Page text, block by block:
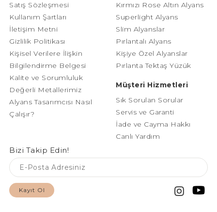
Satış Sözleşmesi
Kullanım Şartları
İletişim Metni
Gizlilik Politikası
Kişisel Verilere İlişkin
Bilgilendirme Belgesi
Kalite ve Sorumluluk
Değerli Metallerimiz
Alyans Tasarımcısı Nasıl
Çalışır?
Kırmızı Rose Altın Alyans
Superlight Alyans
Slim Alyanslar
Pırlantalı Alyans
Kişiye Özel Alyanslar
Pırlanta Tektaş Yüzük
Müşteri Hizmetleri
Sık Sorulan Sorular
Servis ve Garanti
İade ve Cayma Hakkı
Canlı Yardım
Bizi Takip Edin!
Kayıt Ol